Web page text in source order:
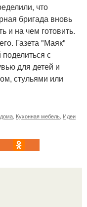
что
бригада вновь
и на чем готовить.
Газета "Маяк"
с
для детей и
стульями или
Кухонная мебель Идеи